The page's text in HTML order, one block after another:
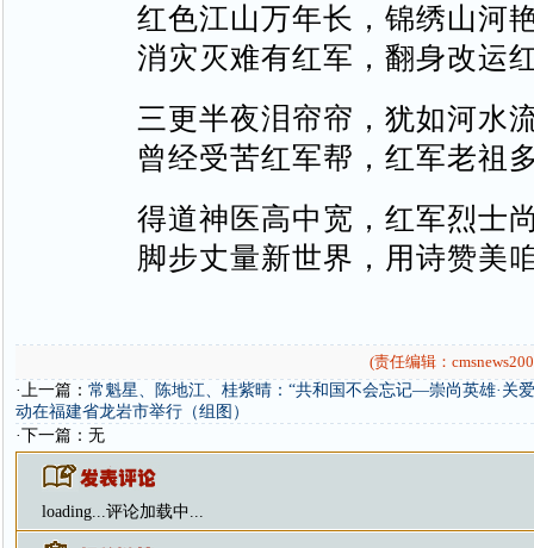
红色江山万年长，锦绣山河
消灾灭难有红军，翻身改运
三更半夜泪帘帘，犹如河水
曾经受苦红军帮，红军老祖
得道神医高中宽，红军烈士
脚步丈量新世界，用诗赞美
(责任编辑：
·上一篇： 常魁星、陈地江、桂紫晴：“共和国不会忘记—崇尚英雄·关
动在福建省龙岩市举行（组图）
·下一篇：无
loading...评论加载中...